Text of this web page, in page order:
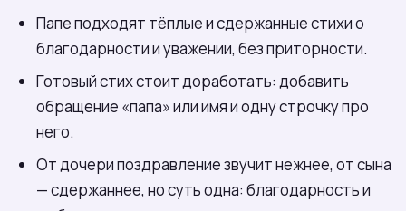
Папе подходят тёплые и сдержанные стихи о
благодарности и уважении, без приторности.
Готовый стих стоит доработать: добавить
обращение «папа» или имя и одну строчку про
него.
От дочери поздравление звучит нежнее, от сына
— сдержаннее, но суть одна: благодарность и